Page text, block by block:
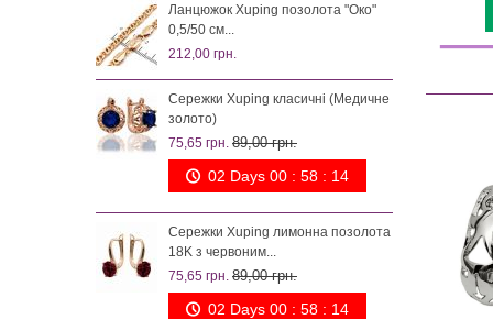
Ланцюжок Xuping позолота "Око"
0,5/50 см...
212,00 грн.
Сережки Xuping класичні (Медичне
золото)
75,65 грн. 89,00 грн.
02 Days 00 : 58 : 13
Сережки Xuping лимонна позолота
18K з червоним...
75,65 грн. 89,00 грн.
02 Days 00 : 58 : 13